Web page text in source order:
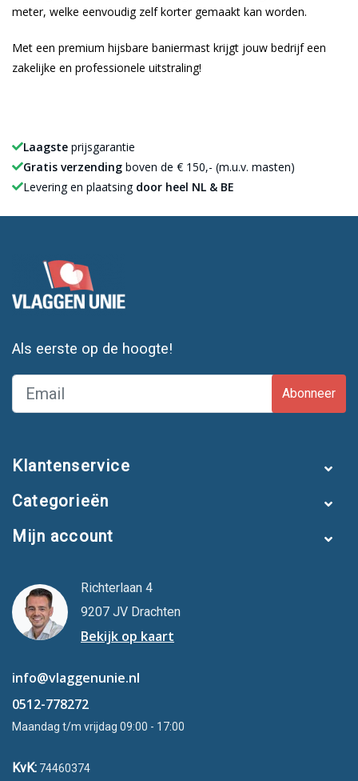
meter, welke eenvoudig zelf korter gemaakt kan worden.
Met een premium hijsbare baniermast krijgt jouw bedrijf een
zakelijke en professionele uitstraling!
Laagste prijsgarantie
Gratis verzending boven de € 150,- (m.u.v. masten)
Levering en plaatsing door heel NL & BE
Als eerste op de hoogte!
Abonneer
Klantenservice
Categorieën
Mijn account
Richterlaan 4
9207 JV Drachten
Bekijk op kaart
info@vlaggenunie.nl
0512-778272
Maandag t/m vrijdag 09:00 - 17:00
KvK: 74460374